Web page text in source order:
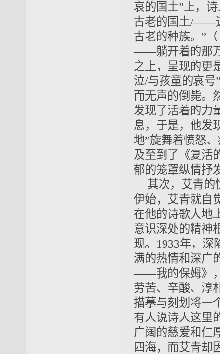
哀的国土”上，
古老的国土/——
古老的种族。”
——躺开着的那
之上，呈现的更
泣/与孩童的哀号
而无声的倒毙。
发现了活着的力
息，于是，他发
地”旋舞着愤怒
及至到了《复活
郁的笼罩纵情抒
其次，艾青的
伊始，艾青就自
在他的诗歌大地
意识深处的精神
现。1933年，深
满的热情和深广
——我的保姆》
劳苦、辛酸、淳
描摹与刻划将一
有人说诗人这里
广阔的慈爱和仁
四海，而艾青却